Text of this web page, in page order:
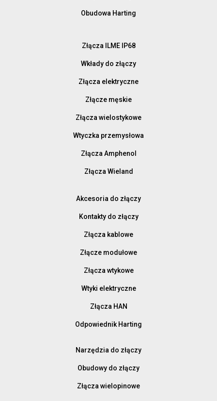
Obudowa Harting
Złącza ILME IP68
Wkłady do złączy
Złącza elektryczne
Złącze męskie
Złącza wielostykowe
Wtyczka przemysłowa
Złącza Amphenol
Złącza Wieland
Akcesoria do złączy
Kontakty do złączy
Złącza kablowe
Złącze modułowe
Złącza wtykowe
Wtyki elektryczne
Złącza HAN
Odpowiednik Harting
Narzędzia do złączy
Obudowy do złączy
Złącza wielopinowe